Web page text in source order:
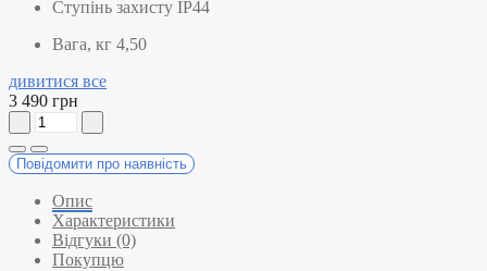
Ступінь захисту IP44
Вага, кг 4,50
дивитися все
3 490 грн
Повідомити про наявність
Опис
Характеристики
Відгуки (0)
Покупцю